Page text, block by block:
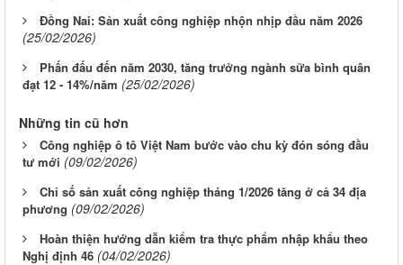
Đồng Nai: Sản xuất công nghiệp nhộn nhịp đầu năm 2026
(25/02/2026)
Phấn đấu đến năm 2030, tăng trưởng ngành sữa bình quân
đạt 12 - 14%/năm (25/02/2026)
Những tin cũ hơn
Công nghiệp ô tô Việt Nam bước vào chu kỳ đón sóng đầu
tư mới (09/02/2026)
Chỉ số sản xuất công nghiệp tháng 1/2026 tăng ở cả 34 địa
phương (09/02/2026)
Hoàn thiện hướng dẫn kiểm tra thực phẩm nhập khẩu theo
Nghị định 46 (04/02/2026)